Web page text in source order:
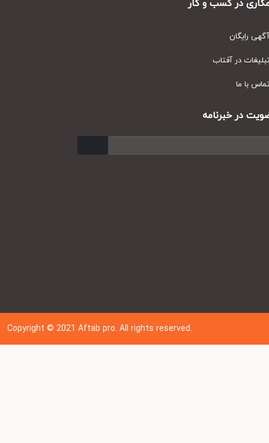
در کسب و کار
رایگان
در آفتاب
با ما
در خبرنامه
Copyright © 202 1Aftab pro. All rights reserved.